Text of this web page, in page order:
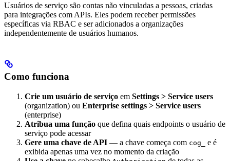
Usuários de serviço são contas não vinculadas a pessoas, criadas
para integrações com APIs. Eles podem receber permissões
específicas via RBAC e ser adicionados a organizações
independentemente de usuários humanos.
Como funciona
Crie um usuário de serviço em Settings > Service users
(organization) ou Enterprise settings > Service users
(enterprise)
Atribua uma função que defina quais endpoints o usuário de
serviço pode acessar
Gere uma chave de API — a chave começa com cog_
e é
exibida apenas uma vez no momento da criação